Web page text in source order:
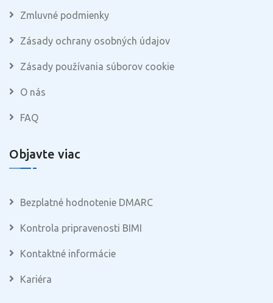
Zmluvné podmienky
Zásady ochrany osobných údajov
Zásady používania súborov cookie
O nás
FAQ
Objavte viac
Bezplatné hodnotenie DMARC
Kontrola pripravenosti BIMI
Kontaktné informácie
Kariéra